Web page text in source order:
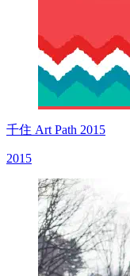
千住 Art Path 2015
2015